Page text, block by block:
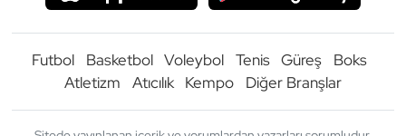
Futbol Basketbol Voleybol Tenis Güreş
Boks
Atletizm
Atıcılık Kempo Diğer Branşlar